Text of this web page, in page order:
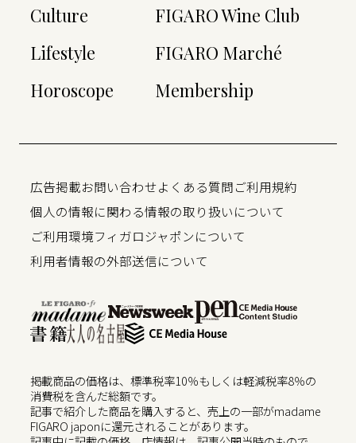
Culture
Lifestyle
Horoscope
FIGARO Wine Club
FIGARO Marché
Membership
広告掲載お問い合わせよくある質問ご利用規約
個人の情報に関わる情報の取り扱いについて
ご利用環境フィガロジャポンについて
利用者情報の外部送信について
掲載商品の価格は、標準税率10％もしくは軽減税率8％の
消費税を含んだ総額です。
記事で紹介した商品を購入すると、売上の一部がmadame
FIGARO japonに還元されることがあります。